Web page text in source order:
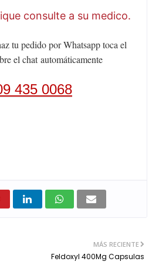
consulte a su medico.
tu pedido por Whatsapp toca el
el chatautomáticamente
435 0068
MÁS RECIENTE
Feldoxyl 400Mg Capsulas